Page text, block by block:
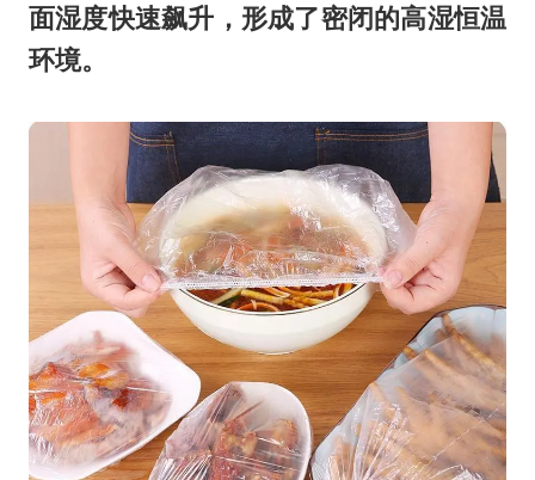
面湿度快速飙升，形成了密闭的高湿恒温
环境。